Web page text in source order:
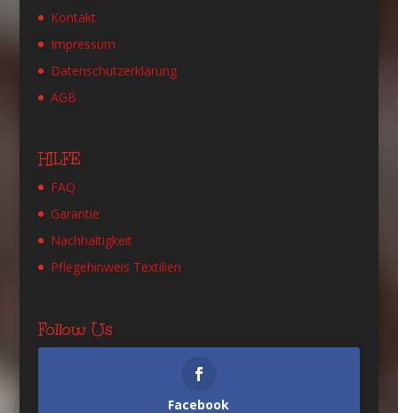
Kontakt
Impressum
Datenschutzerklärung
AGB
HILFE
FAQ
Garantie
Nachhaltigkeit
Pflegehinweis Textilien
Follow Us
Facebook